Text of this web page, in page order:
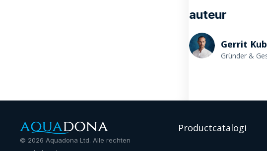
auteur
Gerrit
Gründer &
© 2026 Aquadona Ltd. Alle rechten
Productcatalogi